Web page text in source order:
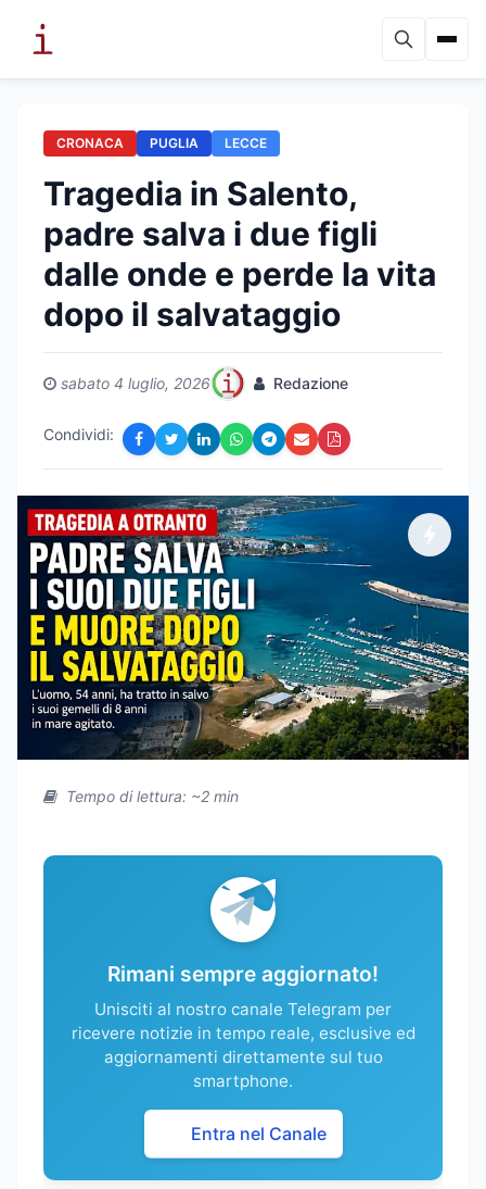
CRONACA PUGLIA LECCE
Tragedia in Salento,
padre salva i due figli
dalle onde e perde la vita
dopo il salvataggio
sabato 4 luglio, 2026 Redazione
Condividi:
Tempo di lettura: ~2 min
Rimani sempre aggiornato!
Unisciti al nostro canale Telegram per
ricevere notizie in tempo reale, esclusive ed
aggiornamenti direttamente sul tuo
smartphone.
Entra nel Canale